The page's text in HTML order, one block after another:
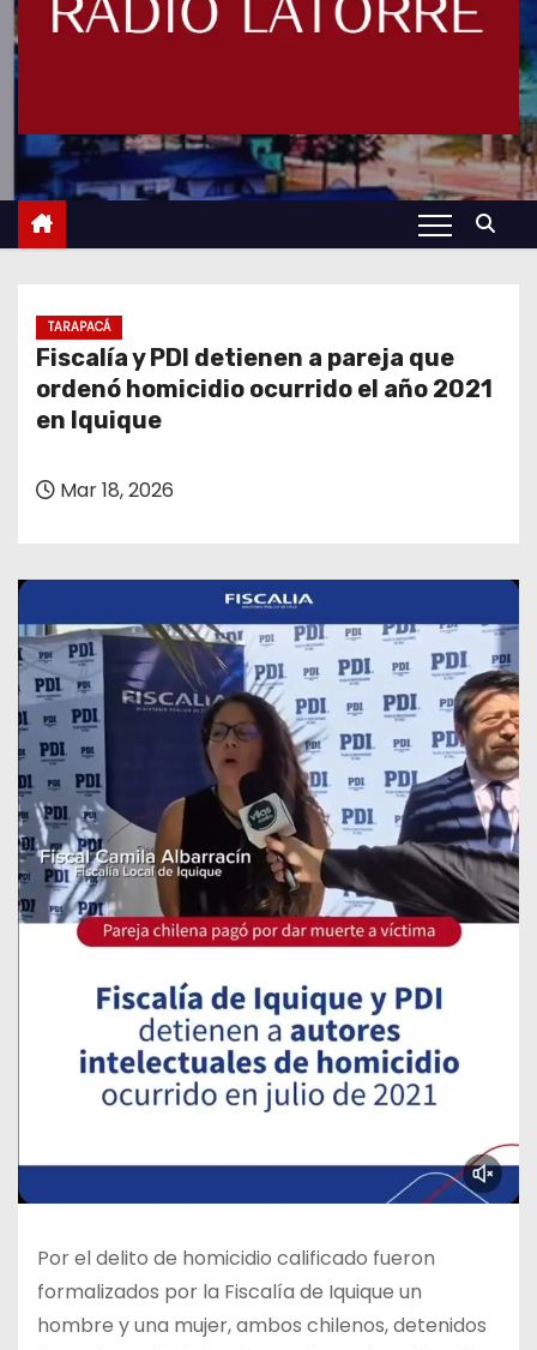
TARAPACÁ
Fiscalía y PDI detienen a pareja que
ordenó homicidio ocurrido el año 2021
en Iquique
Mar 18, 2026
Por el delito de homicidio calificado fueron
formalizados por la Fiscalía de Iquique un
hombre y una mujer, ambos chilenos, detenidos